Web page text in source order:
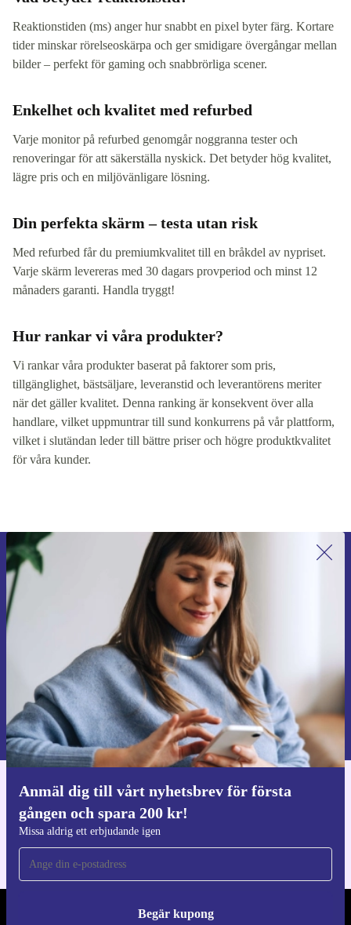
Reaktionstiden (ms) anger hur snabbt en pixel byter färg. Kortare
tider minskar rörelseoskärpa och ger smidigare övergångar mellan
bilder – perfekt för gaming och snabbrörliga scener.
Enkelhet och kvalitet med refurbed
Varje monitor på refurbed genomgår noggranna tester och
renoveringar för att säkerställa nyskick. Det betyder hög kvalitet,
lägre pris och en miljövänligare lösning.
Din perfekta skärm – testa utan risk
Med refurbed får du premiumkvalitet till en bråkdel av nypriset.
Varje skärm levereras med 30 dagars provperiod och minst 12
månaders garanti. Handla tryggt!
Hur rankar vi våra produkter?
Vi rankar våra produkter baserat på faktorer som pris,
tillgänglighet, bästsäljare, leveranstid och leverantörens meriter
när det gäller kvalitet. Denna ranking är konsekvent över alla
handlare, vilket uppmuntrar till sund konkurrens på vår plattform,
vilket i slutändan leder till bättre priser och högre produktkvalitet
för våra kunder.
Anmäl dig till vårt nyhetsbrev för första
gången och spara 200 kr!
Missa aldrig ett erbjudande igen
Begär kupong
Anmäl dig till vårt nyhetsbrev för
första gången och spara 200 kr!
Missa aldrig ett erbjudande igen.
Begär kupong
Information om användningen av personuppgifter finns i vår
Integritetspolicy
Ladda ner refurbed appen
För iOS och Android
REFURBED SVERIGE - RETHINK NEW.